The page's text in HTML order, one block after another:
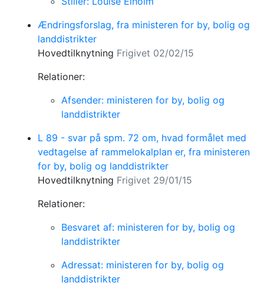
Ændringsforslag, fra ministeren for by, bolig og
landdistrikter
Hovedtilknytning Frigivet 02/02/15
Relationer:
Afsender: ministeren for by, bolig og
landdistrikter
L 89 - svar på spm. 72 om, hvad formålet med
vedtagelse af rammelokalplan er, fra ministeren
for by, bolig og landdistrikter
Hovedtilknytning Frigivet 29/01/15
Relationer:
Besvaret af: ministeren for by, bolig og
landdistrikter
Adressat: ministeren for by, bolig og
landdistrikter